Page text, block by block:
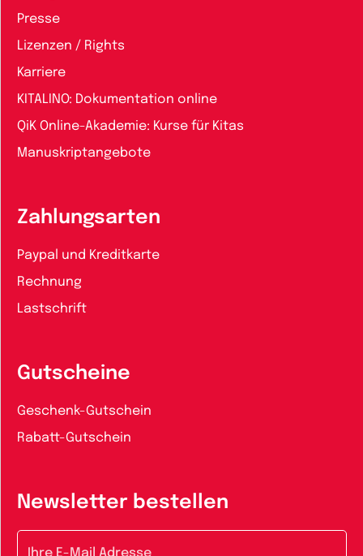
Presse
Lizenzen / Rights
Karriere
KITALINO: Dokumentation online
QiK Online-Akademie: Kurse für Kitas
Manuskriptangebote
Zahlungsarten
Paypal und Kreditkarte
Rechnung
Lastschrift
Gutscheine
Geschenk-Gutschein
Rabatt-Gutschein
Newsletter bestellen